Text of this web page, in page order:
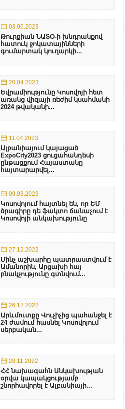
03.06.2023
Թուրքիան ՆԱՏՕ-ի խնդրանքով
հատուկ ջոկատայինների
գումարտակ կուղարկի...
20.04.2023
Եվրամիությունը Կոսովոյի հետ
առանց վիզայի ռեժիմ կսահմանի
2024 թվականի...
11.04.2023
Ալբանիայում կայացած
ExpoCity2023 ցուցահանդեսի
ընթացքում Հայաստանը
հայտարարվել...
09.03.2023
Կոսովոյում հայտնել են, որ ԵՄ
ծրագիրը դե ֆակտո ճանաչում է
Կոսովոյի անկախությունը
27.12.2022
Մինչ աշխարհը պատրաստվում է
Ամանորին, Արցախի հայ
բնակչությունը գտնվում...
26.12.2022
Արևմուտքը Վուչիչից պահանջել է
24 ժամում հասնել Կոսովոյում
սերբական...
28.11.2022
ՀՀ նախագահն Անկախության
օրվա կապակցությամբ
շնորհավորել է Ալբանիայի...